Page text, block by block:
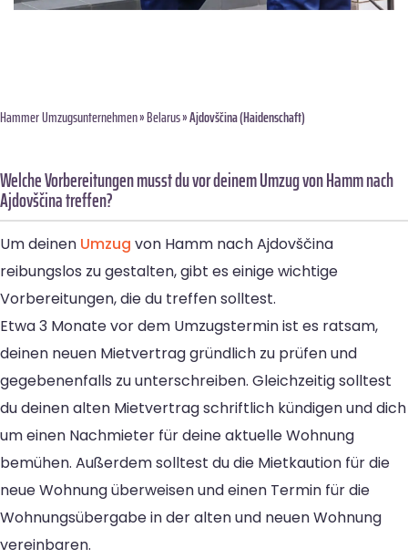
Hammer Umzugsunternehmen»Belarus» Ajdovščina (Haidenschaft)
Welche Vorbereitungen musst du vor deinem Umzug von Hamm nach
Ajdovščina treffen?
Um deinen Umzug von Hamm nach Ajdovščina
reibungslos zu gestalten, gibt es einige wichtige
Vorbereitungen, die du treffen solltest.
Etwa 3 Monate vor dem Umzugstermin ist es ratsam,
deinen neuen Mietvertrag gründlich zu prüfen und
gegebenenfalls zu unterschreiben. Gleichzeitig solltest
du deinen alten Mietvertrag schriftlich kündigen und dich
um einen Nachmieter für deine aktuelle Wohnung
bemühen. Außerdem solltest du die Mietkaution für die
neue Wohnung überweisen und einen Termin für die
Wohnungsübergabe in der alten und neuen Wohnung
vereinbaren.